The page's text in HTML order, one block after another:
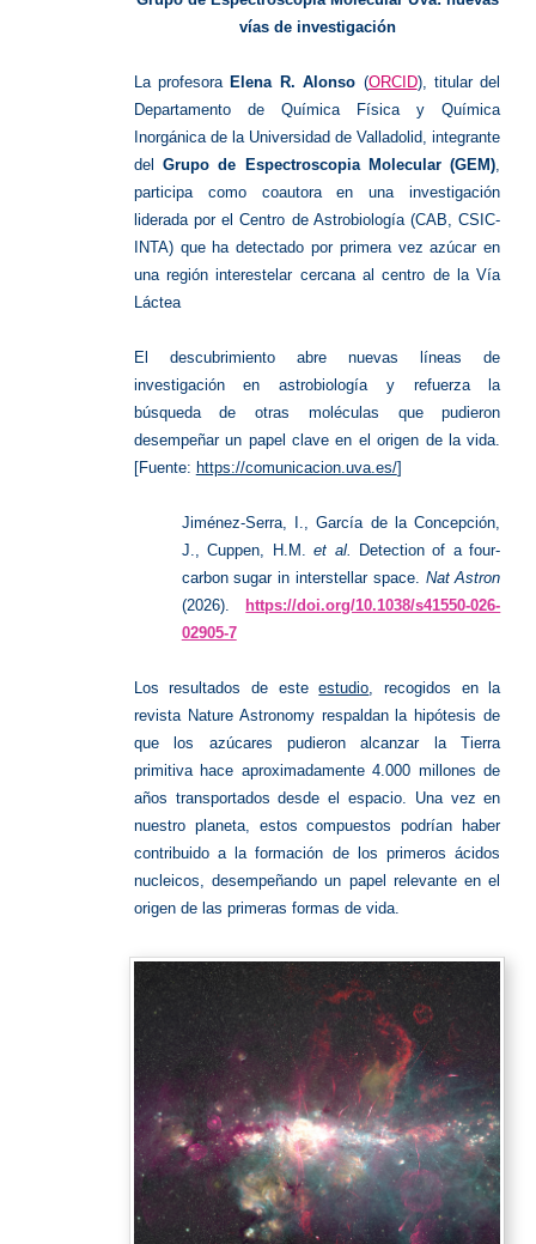
vías de investigación
La profesora Elena R. Alonso (ORCID), titular del
Departamento de Química Física y Química
Inorgánica de la Universidad de Valladolid, integrante
delGrupo de Espectroscopia Molecular (GEM)
participa como coautora en una investigación
liderada por el Centro de Astrobiología (CAB, CSIC-
INTA) que ha detectado por primera vez azúcar en
una región interestelar cercana al centro de la Vía
Láctea
El descubrimiento abre nuevas líneas de
investigación en astrobiología y refuerza la
búsqueda de otras moléculas que pudieron
desempeñar un papel clave en el origen de la vida.
[Fuente: https://comunicacion.uva.es/]
Jiménez-Serra, I., García de la Concepción,
J., Cuppen, H.M.et al.
Detection of a four-
carbon sugar in interstellar space. Nat Astron
(2026).
https://doi.org/10.1038/s41550-026-
02905-7
Los resultados de esteestudio , recogidos en la
revista Nature Astronomy respaldan la hipótesis de
que los azúcares pudieron alcanzar la Tierra
primitiva hace aproximadamente 4.000 millones de
años transportados desde el espacio. Una vez en
nuestro planeta, estos compuestos podrían haber
contribuido a la formación de los primeros ácidos
nucleicos, desempeñando un papel relevante en el
origen de las primeras formas de vida.